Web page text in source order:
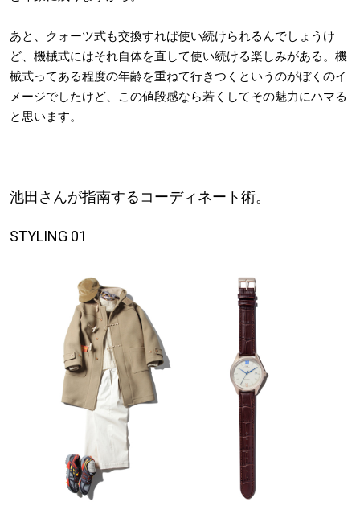
あと、クォーツ式も交換すれば使い続けられるんでしょうけ
ど、機械式にはそれ自体を直して使い続ける楽しみがある。機
械式ってある程度の年齢を重ねて行きつくというのがぼくのイ
メージでしたけど、この値段感なら若くしてその魅力にハマる
と思います。
池田さんが指南するコーディネート術。
STYLING 01